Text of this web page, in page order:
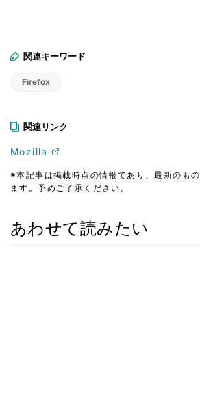
関連キーワード
Firefox
関連リンク
Mozilla
※本記事は掲載時点の情報であり、最新のも
ます。予めご了承ください。
あわせて読みたい